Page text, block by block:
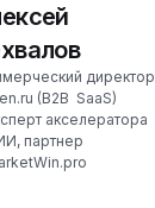
директор
(B2B SaaS)
акселератора
партнер